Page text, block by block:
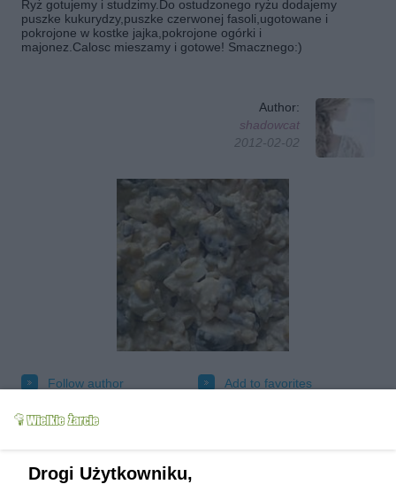
Ryż gotujemy i studzimy.Do ostudzonego ryżu dodajemy
puszke kukurydzy,puszke czerwonej fasoli,ugotowane i
pokrojone w kostke jajka,pokrojone ogórki i
majonez.Calosc mieszamy i gotowe! Smacznego:)
Author:
shadowcat
2012-02-02
Follow author
Add to favorites
Print
Drogi Użytkowniku,